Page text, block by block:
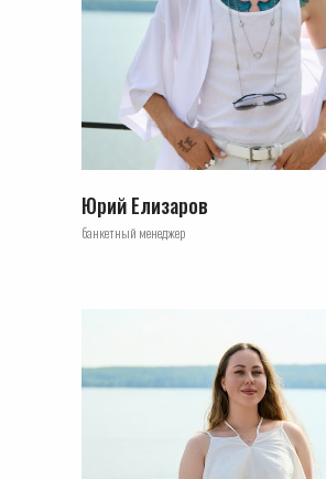
Юрий Елизаров
банкетный менеджер